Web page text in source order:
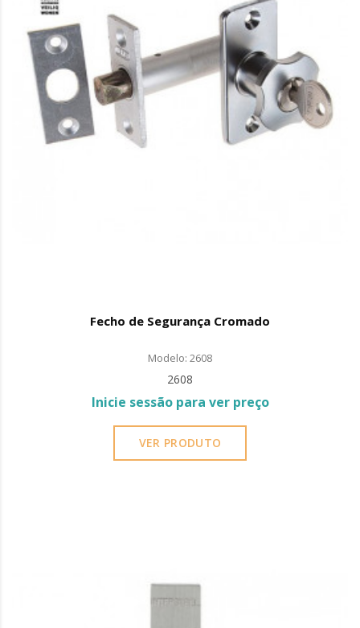
Fecho de Segurança Cromado
Modelo: 2608
2608
Inicie sessão para ver preço
VER PRODUTO